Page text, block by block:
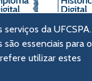
serviços da UFCSPA.
essenciais para o
utilizar estes